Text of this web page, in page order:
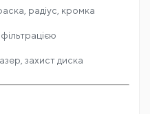
радіус, кромка
захист диска